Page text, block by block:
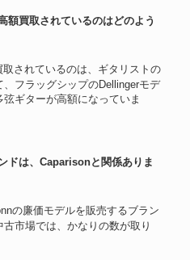
フラッグシップのDellingerモデ
ギターが高額になっていま
市場では、かなりの数が取り